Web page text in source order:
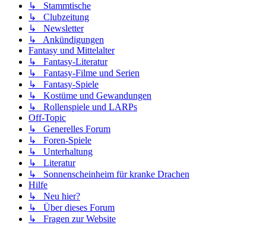
↳ Stammtische
↳ Clubzeitung
↳ Newsletter
↳ Ankündigungen
Fantasy und Mittelalter
↳ Fantasy-Literatur
↳ Fantasy-Filme und Serien
↳ Fantasy-Spiele
↳ Kostüme und Gewandungen
↳ Rollenspiele und LARPs
Off-Topic
↳ Generelles Forum
↳ Foren-Spiele
↳ Unterhaltung
↳ Literatur
↳ Sonnenscheinheim für kranke Drachen
Hilfe
↳ Neu hier?
↳ Über dieses Forum
↳ Fragen zur Website